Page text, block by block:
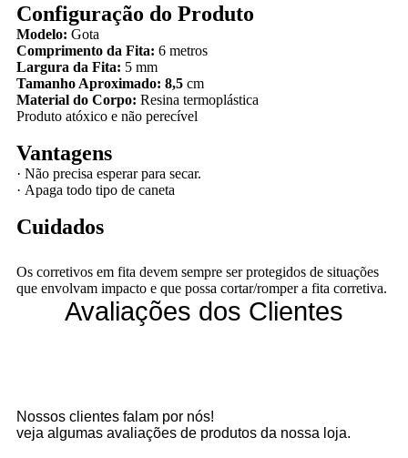
Configuração do Produto
Modelo: Gota
Comprimento da Fita: 6 metros
Largura da Fita: 5 mm
Tamanho Aproximado: 8,5cm
Material do Corpo: Resina termoplástica
Produto atóxico e não perecível
Vantagens
· Não precisa esperar para secar.
· Apaga todo tipo de caneta
Cuidados
Os corretivos em fita devem sempre ser protegidos de situações
que envolvam impacto e que possa cortar/romper a fita corretiva.
Avaliações dos Clientes
Nossos clientes falam por nós!
veja algumas avaliações de produtos da nossa loja.